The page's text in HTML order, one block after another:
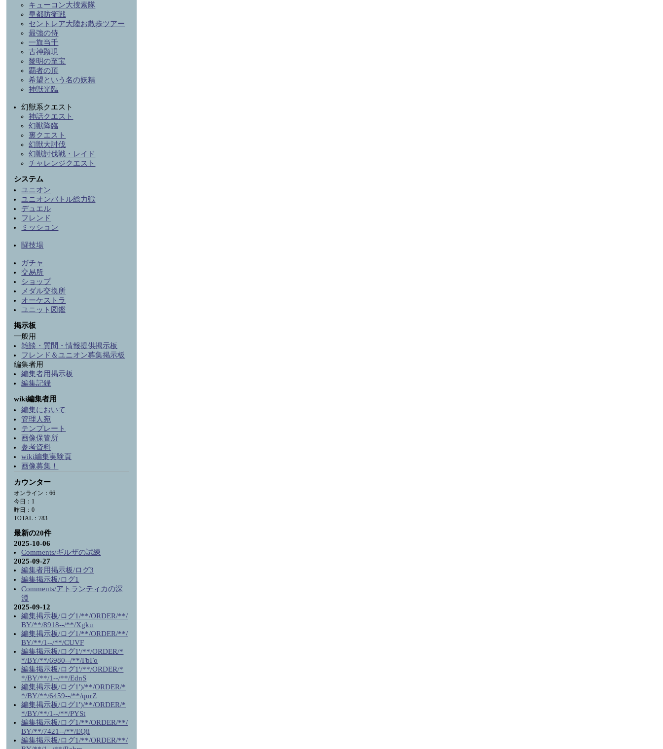
キューコン大捜索隊
皇都防衛戦
セントレア大陸お散歩ツアー
最強の侍
一旗当千
古神顕現
黎明の至宝
覇者の頂
希望という名の妖精
神獣光臨
幻獣系クエスト
神話クエスト
幻獣降臨
裏クエスト
幻獣大討伐
幻獣討伐戦・レイド
チャレンジクエスト
システム
ユニオン
ユニオンバトル総力戦
デュエル
フレンド
ミッション
闘技場
ガチャ
交易所
ショップ
メダル交換所
オーケストラ
ユニット図鑑
掲示板
一般用
雑談・質問・情報提供掲示板
フレンド＆ユニオン募集掲示板
編集者用
編集者用掲示板
編集記録
wiki編集者用
編集において
管理人宛
テンプレート
画像保管所
参考資料
wiki編集実験頁
画像募集！
カウンター
オンライン：66
今日：1
昨日：0
TOTAL：783
最新の20件
2025-10-06
Comments/ギルザの試練
2025-09-27
編集者用掲示板/ログ3
編集掲示板/ログ1
Comments/アトランティカの深
淵
2025-09-12
編集掲示板/ログ1/**/ORDER/**/
BY/**/8918--/**/Xgku
編集掲示板/ログ1/**/ORDER/**/
BY/**/1--/**/CUVF
編集掲示板/ログ1'/**/ORDER/*
*/BY/**/6980--/**/FbFo
編集掲示板/ログ1'/**/ORDER/*
*/BY/**/1--/**/EdnS
編集掲示板/ログ1')/**/ORDER/*
*/BY/**/6459--/**/qurZ
編集掲示板/ログ1')/**/ORDER/*
*/BY/**/1--/**/PYSt
編集掲示板/ログ1/**/ORDER/**/
BY/**/7421--/**/EQii
編集掲示板/ログ1/**/ORDER/**/